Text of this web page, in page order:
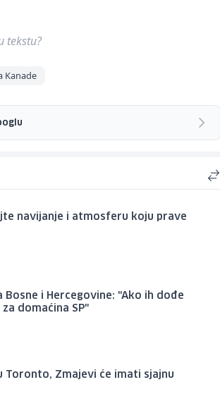
tekstu?
Kanade
navijanje i atmosferu koju prave
Bosne i Hercegovine: "Ako ih dođe
domaćina SP"
Toronto, Zmajevi će imati sjajnu